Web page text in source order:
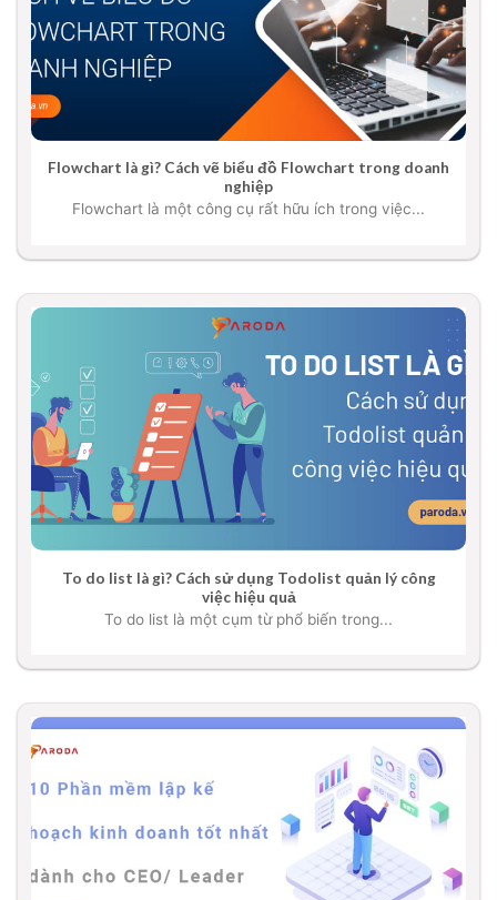
Flowchart là gì? Cách vẽ biểu đồ Flowchart trong doanh
nghiệp
Flowchart là một công cụ rất hữu ích trong việc...
To do list là gì? Cách sử dụng Todolist quản lý công
việc hiệu quả
To do list là một cụm từ phổ biến trong...